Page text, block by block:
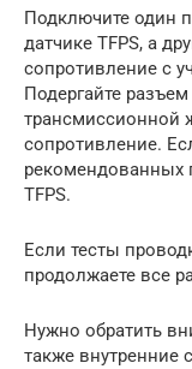
Подключите один
датчике TFPS, а
сопротивление с
Подергайте
трансмиссионной
сопротивление.
рекомендованных
TFPS.
Если тесты
продолжаете все
Нужно обратить
также внутренние